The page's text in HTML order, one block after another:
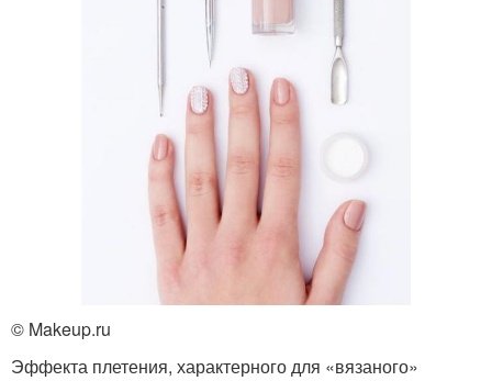
© Makeup.ru
Эффекта плетения, характерного для «вязаного»